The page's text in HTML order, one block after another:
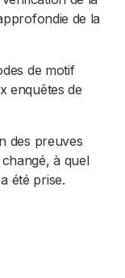
de la
de motif
enquêtes de
des preuves
à quel
été prise.